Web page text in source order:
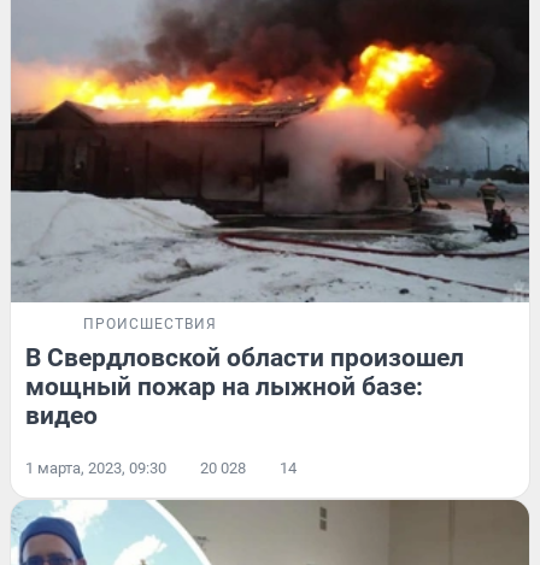
ПРОИСШЕСТВИЯ
В Свердловской области произошел
мощный пожар на лыжной базе:
видео
1 марта, 2023, 09:30 20 028 14